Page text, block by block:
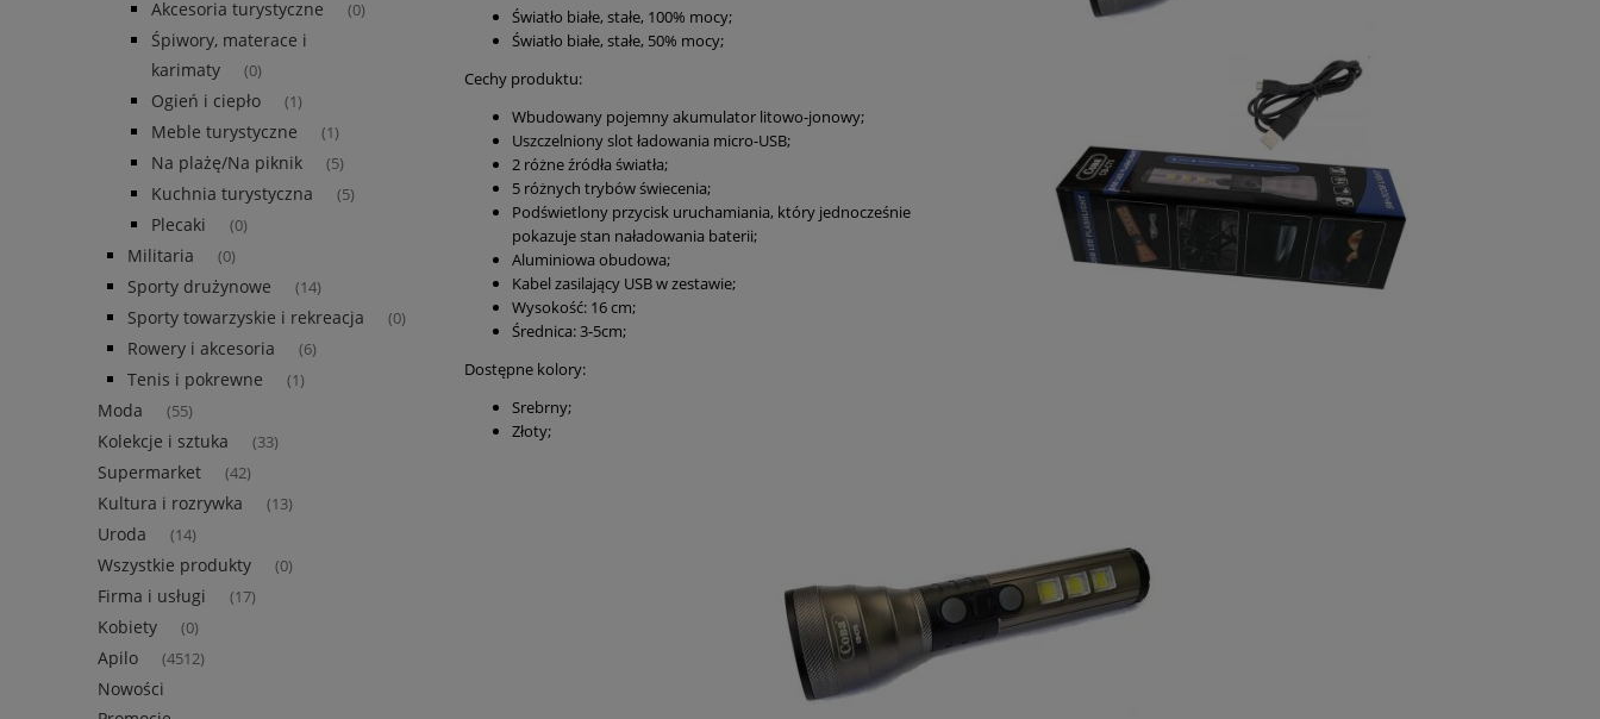
Akcesoria turystyczne (0)
Śpiwory, materace i
karimaty
(0)
Ogień i ciepło (1)
Meble turystyczne (1)
Na plażę/Na piknik (5)
Kuchnia turystyczna (5)
Plecaki (0)
Militaria (0)
Sporty drużynowe (14)
Sporty towarzyskie i rekreacja (0)
Rowery i akcesoria (6)
Tenis i pokrewne (1)
Moda (55)
Kolekcje i sztuka (33)
Supermarket (42)
Kultura i rozrywka (13)
Uroda (14)
Wszystkie produkty (0)
Firma i usługi (17)
Kobiety (0)
Apilo (4512)
Nowości
Światło białe, stałe, 100% mocy;
Światło białe, stałe, 50% mocy;
Cechy produktu:
Wbudowany pojemny akumulator litowo-jonowy;
Uszczelniony slot ładowania micro-USB;
2 różne źródła światła;
5 różnych trybów świecenia;
Podświetlony przycisk uruchamiania, który jednocześnie
pokazuje stan naładowania baterii;
Aluminiowa obudowa;
Kabel zasilający USB w zestawie;
Wysokość: 16 cm;
Średnica: 3-5cm;
Dostępne kolory:
Srebrny;
Złoty;